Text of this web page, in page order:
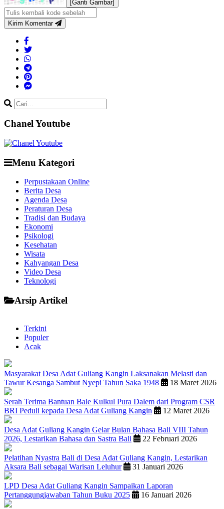
[Ganti Gambar]
Kirim Komentar
Chanel Youtube
Menu Kategori
Perpustakaan Online
Berita Desa
Agenda Desa
Peraturan Desa
Tradisi dan Budaya
Ekonomi
Psikologi
Kesehatan
Wisata
Kahyangan Desa
Video Desa
Teknologi
Arsip Artikel
Terkini
Populer
Acak
Masyarakat Desa Adat Guliang Kangin Laksanakan Melasti dan
Tawur Kesanga Sambut Nyepi Tahun Saka 1948
18 Maret 2026
Serah Terima Bantuan Bale Kulkul Pura Dalem dari Program CSR
BRI Peduli kepada Desa Adat Guliang Kangin
12 Maret 2026
Desa Adat Guliang Kangin Gelar Bulan Bahasa Bali VIII Tahun
2026, Lestarikan Bahasa dan Sastra Bali
22 Februari 2026
Pelatihan Nyastra Bali di Desa Adat Guliang Kangin, Lestarikan
Aksara Bali sebagai Warisan Leluhur
31 Januari 2026
LPD Desa Adat Guliang Kangin Sampaikan Laporan
Pertanggungjawaban Tahun Buku 2025
16 Januari 2026